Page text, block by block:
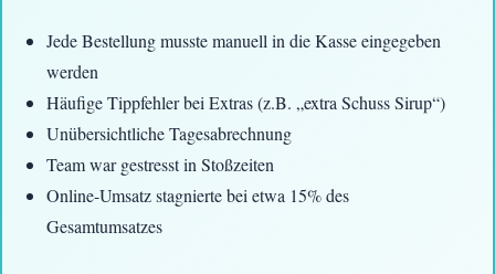
Jede Bestellung musste manuell in die Kasse eingegeben
werden
Häufige Tippfehler bei Extras (z.B. „extra Schuss Sirup“)
Unübersichtliche Tagesabrechnung
Team war gestresst in Stoßzeiten
Online-Umsatz stagnierte bei etwa 15% des
Gesamtumsatzes